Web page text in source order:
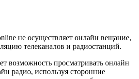
не осуществляет онлайн вещание,
телеканалов и радиостанций.
возможность просматривать онлайн
радио, используя сторонние